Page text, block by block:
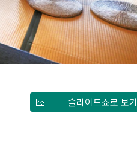
슬라이드쇼로 보기